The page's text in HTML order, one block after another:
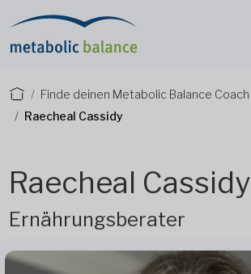
Finde deinen Metabolic Balance Coach
Raecheal Cassidy
Raecheal Cassidy
Ernährungsberater